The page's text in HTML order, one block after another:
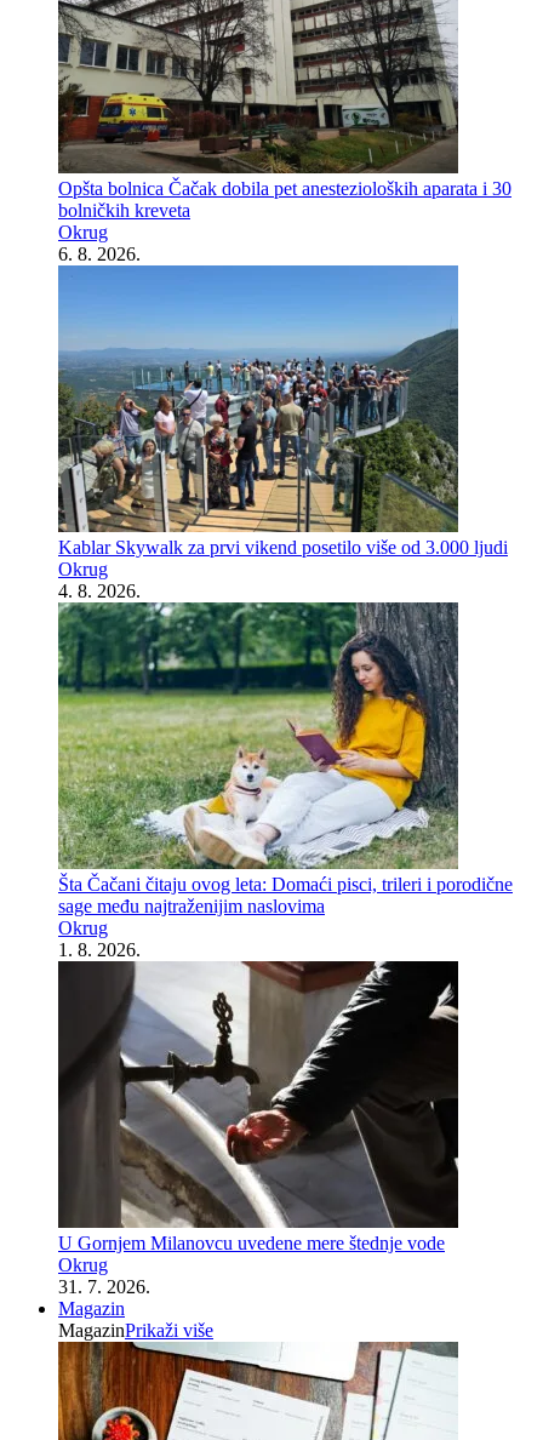
Opšta bolnica Čačak dobila pet anestezioloških aparata i 30
bolničkih kreveta
Okrug
6. 8. 2026.
Kablar Skywalk za prvi vikend posetilo više od 3.000 ljudi
Okrug
4. 8. 2026.
Šta Čačani čitaju ovog leta: Domaći pisci, trileri i porodične
sage među najtraženijim naslovima
Okrug
1. 8. 2026.
U Gornjem Milanovcu uvedene mere štednje vode
Okrug
31. 7. 2026.
Magazin
MagazinPrikaži više